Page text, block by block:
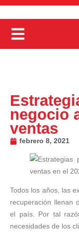
negocio
ventas
febrero 8, 2021
Todos los años, las
recuperación llenan
el país. Por tal
necesidades de los